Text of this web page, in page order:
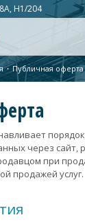
Н1/204
∙Публичная оферта
через сайт,
при
продажей услуг.